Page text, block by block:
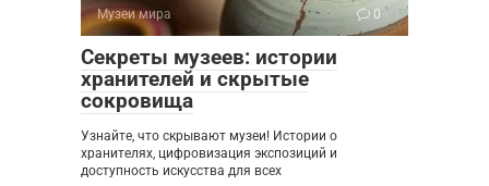
Музеи мира 0
Секреты музеев: истории
хранителей и скрытые
сокровища
Узнайте, что скрывают музеи! Истории о
хранителях, цифровизация экспозиций и
доступность искусства для всех